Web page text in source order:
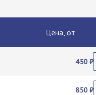
Цена, от
450 ₽
850 ₽